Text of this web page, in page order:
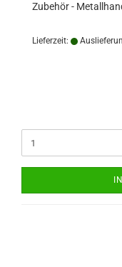
Zubehör -
Lieferzeit: